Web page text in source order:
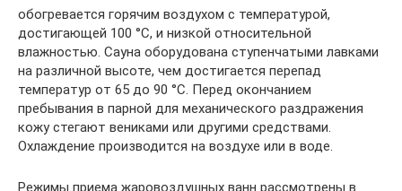
обогревается горячим воздухом с температурой,
достигающей 100 °C, и низкой относительной
влажностью. Сауна оборудована ступенчатыми лавками
на различной высоте, чем достигается перепад
температур от 65 до 90 °C. Перед окончанием
пребывания в парной для механического раздражения
кожу стегают вениками или другими средствами.
Охлаждение производится на воздухе или в воде.
Режимы приема жаровоздушных ванн рассмотрены в